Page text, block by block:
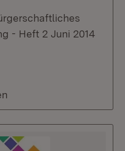
- Heft 2 Juni 2014